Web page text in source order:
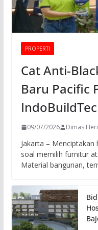
PROPERTI
Cat Anti-
Baru Pacific
09/07/2026 Dimas
Jakarta –
soal memilih furnitur
Material bangunan,